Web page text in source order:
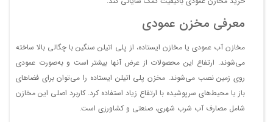
مخزن 500 لیتری
عمودی
3731252
عمودی بلند
66
164
145
فایل
1131321
مخزن 800 لیتری
عمودی
94
138
108
دانلود
فایل
3731322
مخزن 800 لیتری
عمودی بلند
78
189
دانلود
معرفی مخزن عمودی
مخازن آب عمودی یا مخازن ایستاده، از پلی اتیلن سنگین با چگالی بالا ساخته
می‌شوند. ارتفاع این محصولات از عرض آنها بیشتر است و به‌صورت عمودی
روی زمین نصب می‌شوند. مخزن پلی اتیلن ایستاده را می‌توان برای فضاهای
باز یا محیط‌های سرپوشیده با ارتفاع زیاد استفاده کرد. کاربرد اصلی این مخازن
شامل مصارف آب شرب شهری، صنعتی و کشاورزی است.